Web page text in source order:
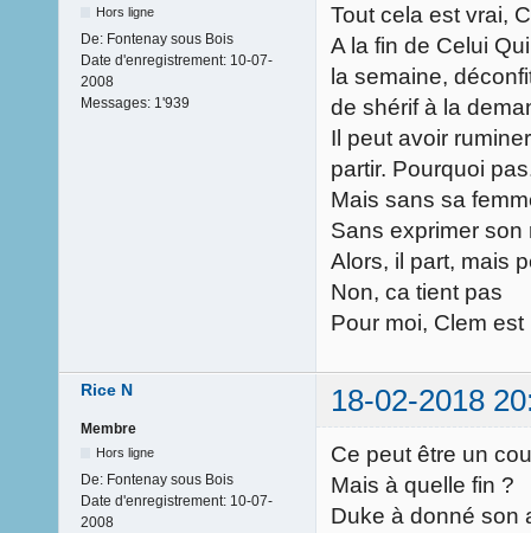
Hors ligne
De: Fontenay sous Bois
Date d'enregistrement: 10-07-
2008
Messages: 1'939
Tout cela est vrai,
A la fin de Celui
la semaine,
de shérif à la
Il peut avoir
partir. Pourquoi
Mais sans sa
Sans exprimer
Alors, il part, mais
Non, ca tient pas
Pour moi, Clem
Rice N 18-02-2018
Membre
Hors ligne
De: Fontenay sous Bois
Date d'enregistrement: 10-07-
2008
Ce peut être un
Mais à quelle fin ?
Duke à donné son